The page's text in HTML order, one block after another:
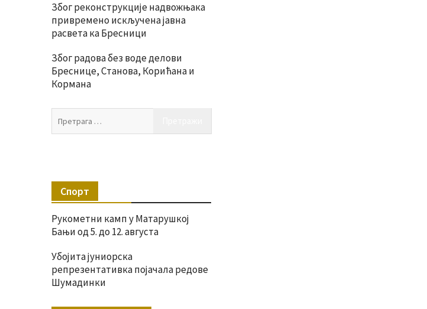
Због реконструкције надвожњака
привремено искључена јавна
расвета ка Бресници
Због радова без воде делови
Бреснице, Станова, Корићана и
Кормана
Спорт
Рукометни камп у Матарушкој
Бањи од 5. до 12. августа
Убојита јуниорска
репрезентативка појачала редове
Шумадинки